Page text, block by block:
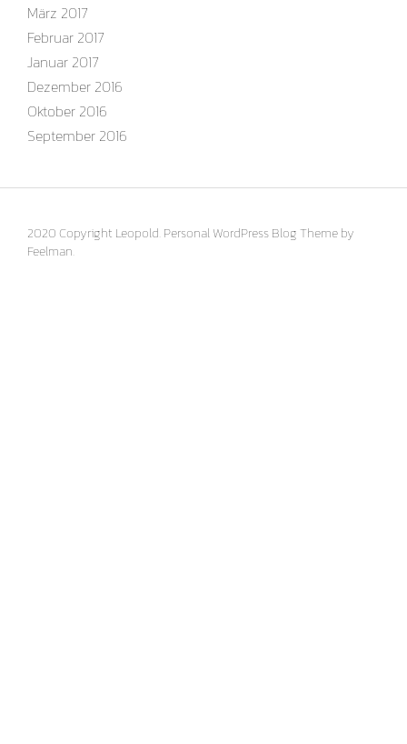
März 2017
Februar 2017
Januar 2017
Dezember 2016
Oktober 2016
September 2016
2020 Copyright Leopold. Personal WordPress Blog Theme by
Feelman.